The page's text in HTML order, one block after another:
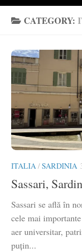
CATEGORY:
ITALIA/SARDINIA
Sassari,
Sassari se află în
cele mai
aer universitar,
puțin...